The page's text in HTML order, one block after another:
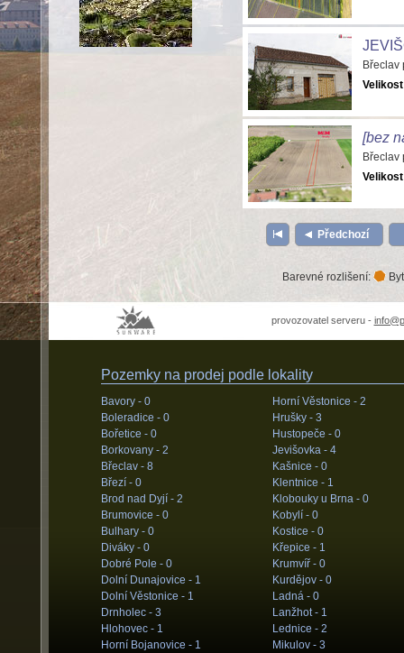
Břeclav
[bez
Břeclav
Předchozí
Barevné rozlišení:
provozovatel serveru -
Pozemky na prodej podle lokality
Bavory - 0
Boleradice - 0
Bořetice - 0
Borkovany - 2
Břeclav - 8
Březí - 0
Brod nad Dyjí - 2
Brumovice - 0
Bulhary - 0
Diváky - 0
Dobré Pole - 0
Dolní Dunajovice - 1
Dolní Věstonice - 1
Drnholec - 3
Hlohovec - 1
Horní Bojanovice - 1
Horní Věstonice - 2
Hrušky - 3
Hustopeče - 0
Jevišovka - 4
Kašnice - 0
Klentnice - 1
Klobouky u Brna - 0
Kobylí - 0
Kostice - 0
Křepice - 1
Krumvíř - 0
Kurdějov - 0
Ladná - 0
Lanžhot - 1
Lednice - 2
Mikulov - 3